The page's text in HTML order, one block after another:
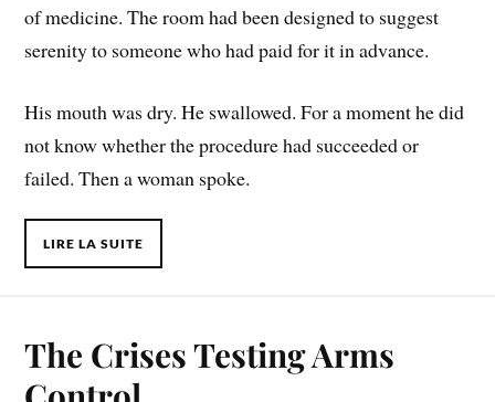
of medicine. The room had been designed to suggest
serenity to someone who had paid for it in advance.
His mouth was dry. He swallowed. For a moment he did
not know whether the procedure had succeeded or
failed. Then a woman spoke.
LIRE LA SUITE
The Crises Testing Arms